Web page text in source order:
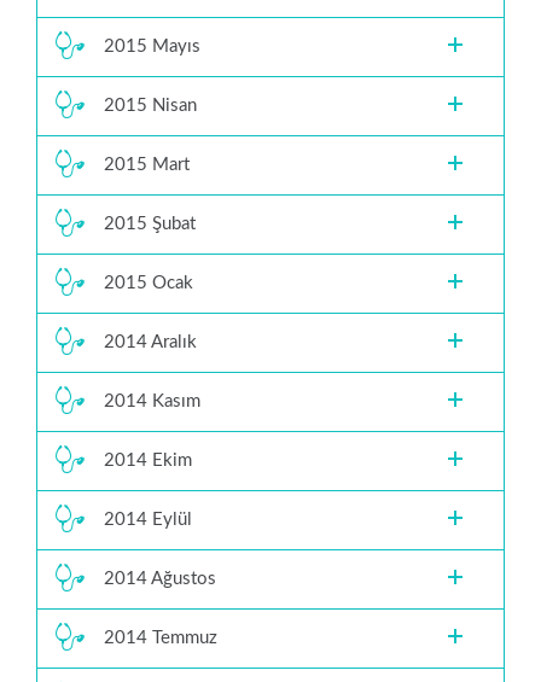
2015 Mayıs
2015 Nisan
2015 Mart
2015 Şubat
2015 Ocak
2014 Aralık
2014 Kasım
2014 Ekim
2014 Eylül
2014 Ağustos
2014 Temmuz